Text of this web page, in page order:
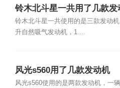
铃木北斗星一共用了几款发
铃木北斗星一共使用的是三款发动
升自然吸气发动机，1....
风光s560用了几款发动机
风光s560使用的是两款发动机，一